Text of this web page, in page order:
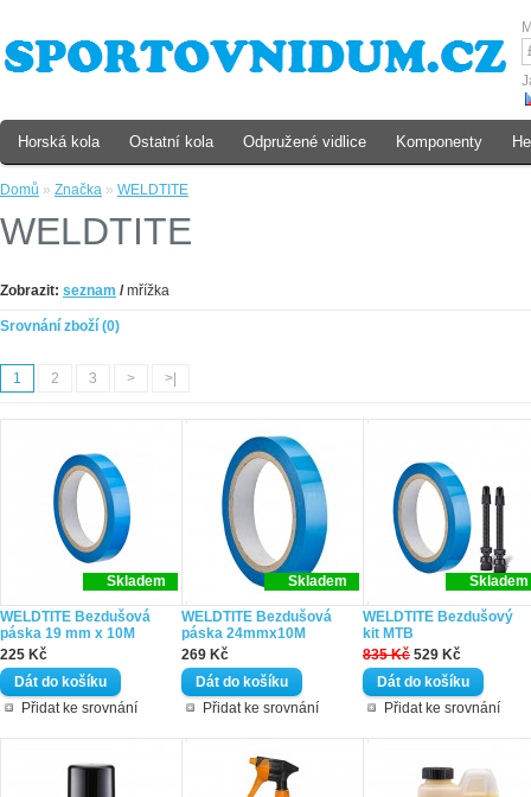
Domů » Značka » WELDTITE
WELDTITE
Zobrazit: seznam /mřížka
Srovnání zboží (0)
1 2 3 > >|
Skladem
WELDTITE Bezdušová
páska 19 mm x 10M
225 Kč
Přidat ke srovnání
Skladem
WELDTITE Bezdušová
páska 24mmx10M
269 Kč
Přidat ke srovnání
Skladem
WELDTITE Bezdušový
kit MTB
835 Kč 529 Kč
Přidat ke srovnání
Horská kola Ostatní kola Odpružené vidlice Komponenty